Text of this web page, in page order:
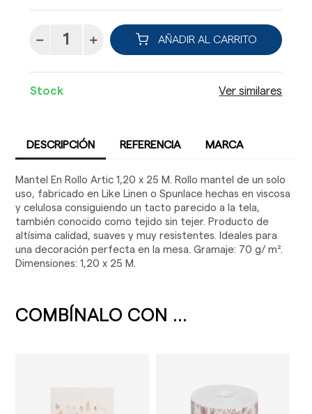
AÑADIR AL CARRITO
Stock Ver similares
DESCRIPCIÓN REFERENCIA MARCA
Mantel En Rollo Artic 1,20 x 25 M. Rollo mantel de un solo
uso, fabricado en Like Linen o Spunlace hechas en viscosa
y celulosa consiguiendo un tacto parecido a la tela,
también conocido como tejido sin tejer. Producto de
altísima calidad, suaves y muy resistentes. Ideales para
una decoración perfecta en la mesa. Gramaje: 70 g/ m².
Dimensiones: 1,20 x 25 M.
COMBÍNALO CON ...